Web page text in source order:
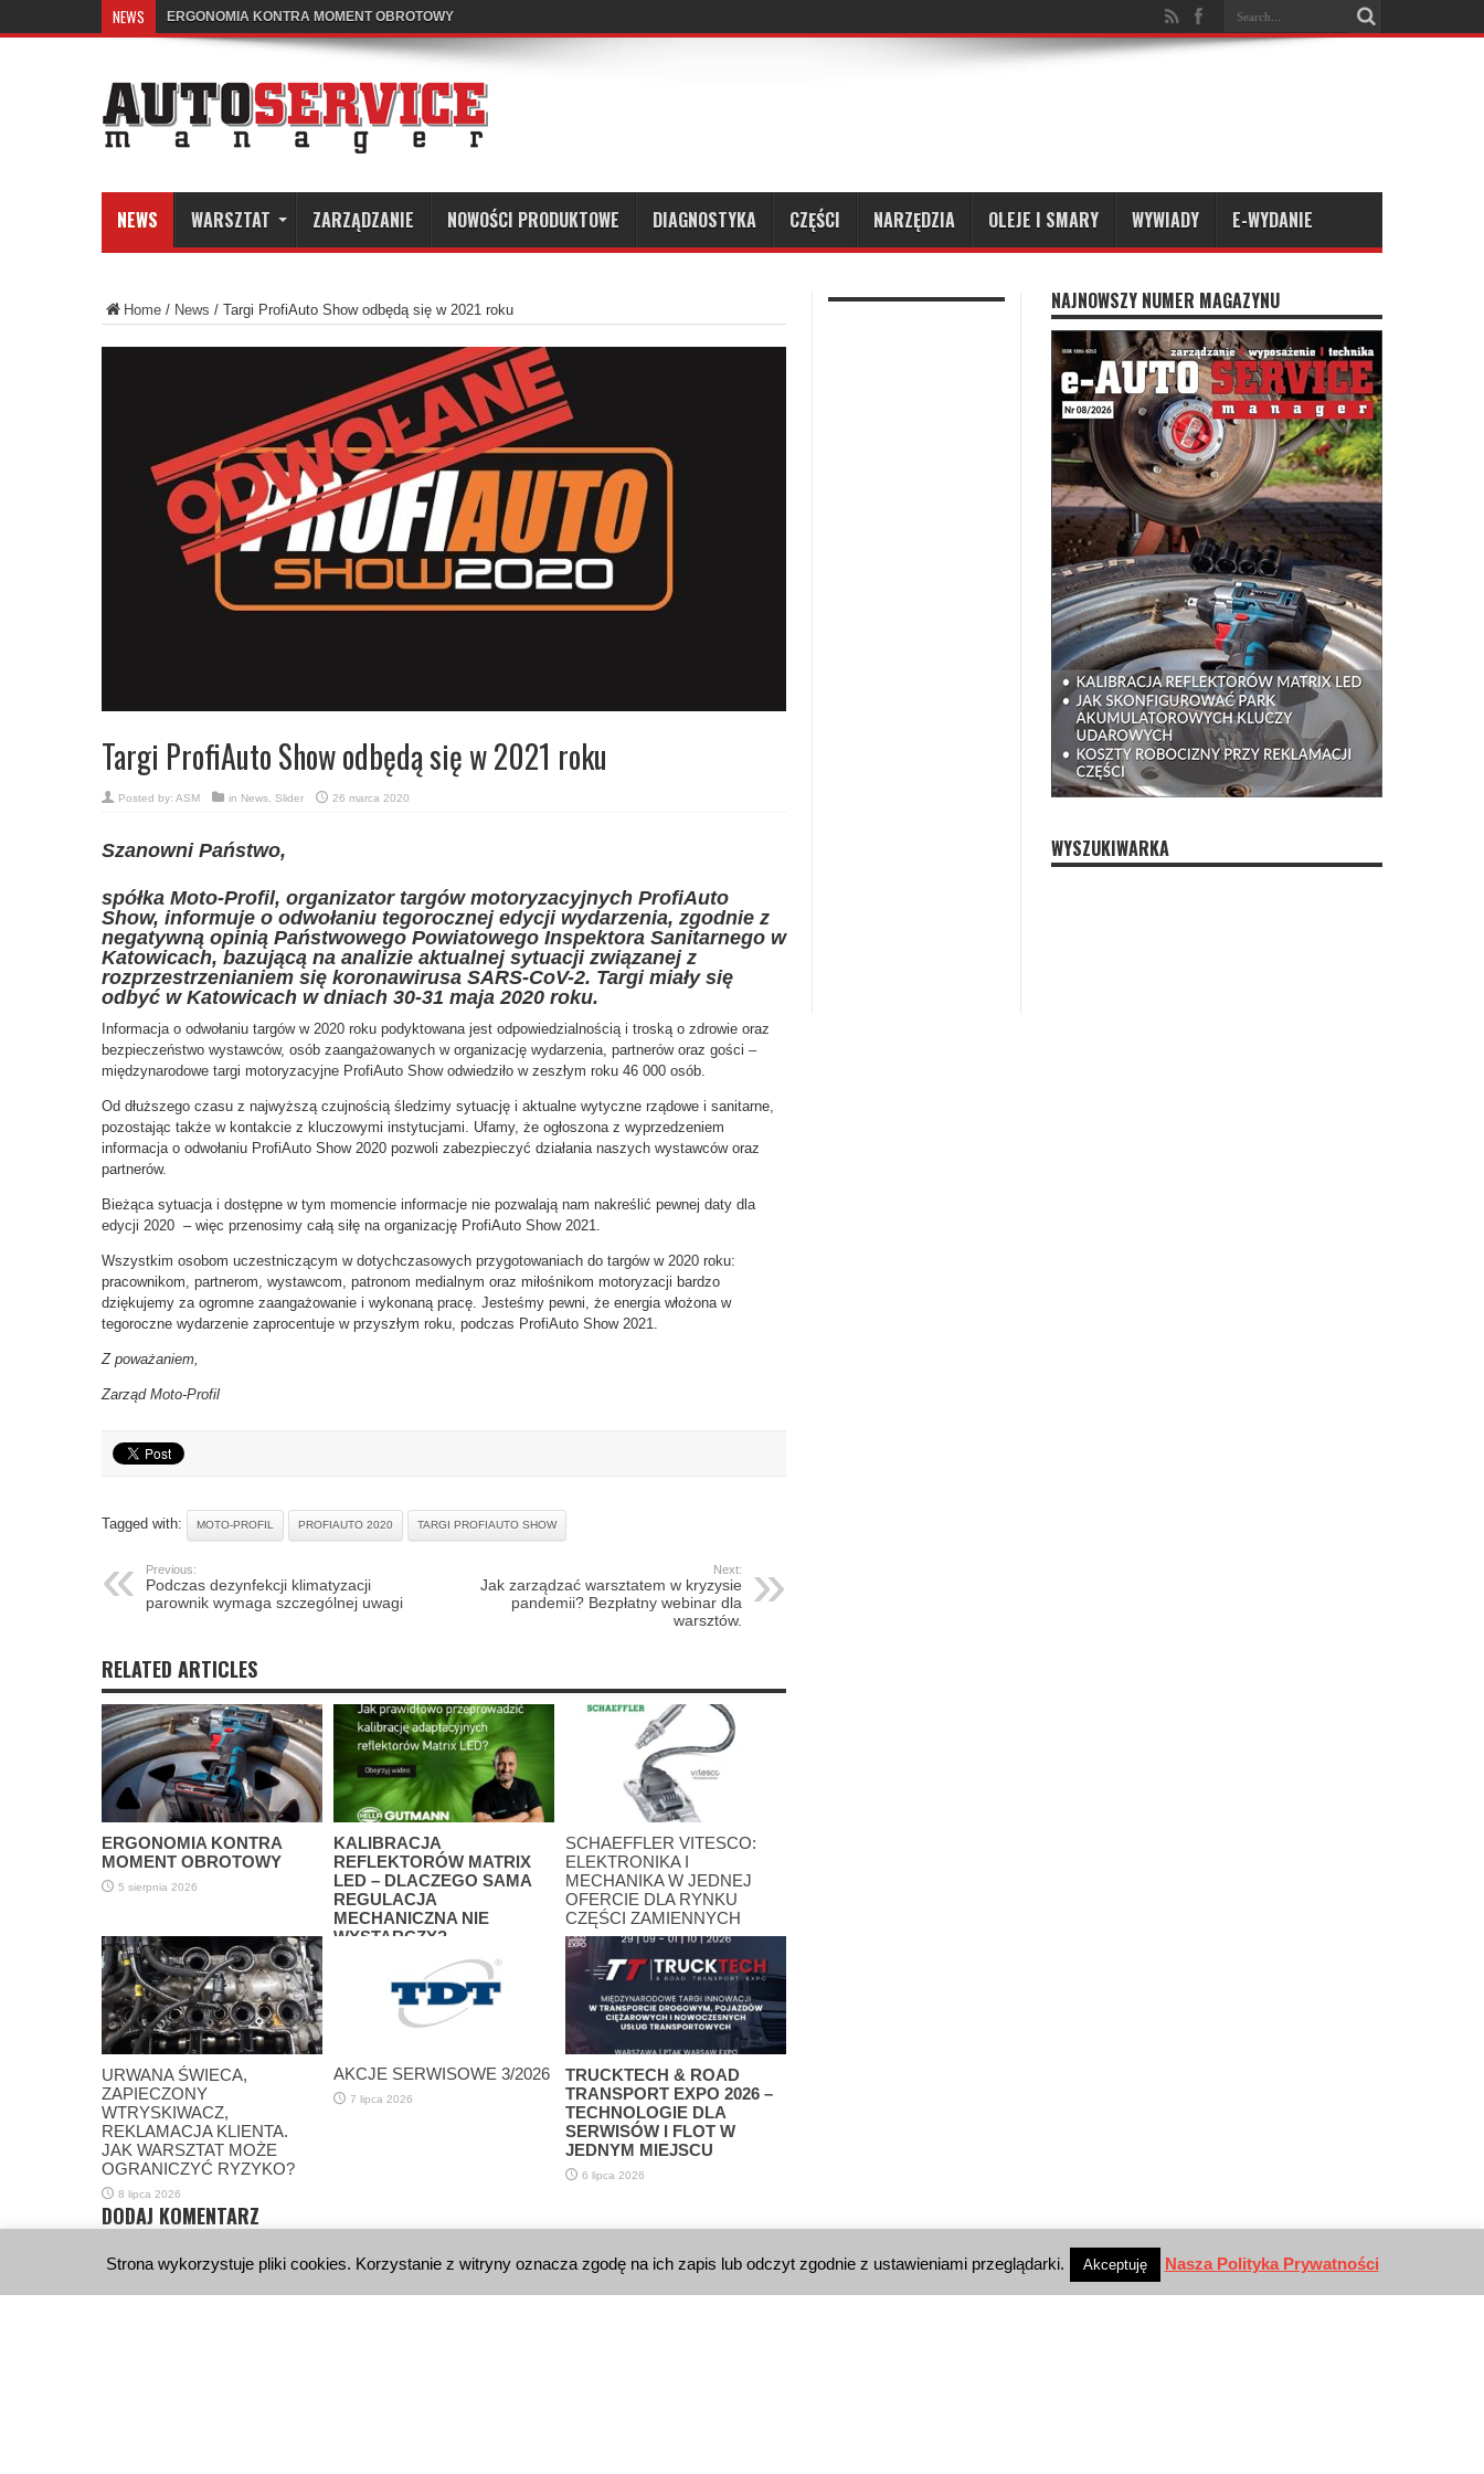
NEWS ERGONOMIA KONTRA MOMENT OBROTOWY
KALIBRACJA REFLEKTORÓW MATRIX LED – DLACZEGO SAMA REGULACJA MECHANICZNA NIE WYSTARCZY?
NEWS WARSZTAT ZARZĄDZANIE NOWOŚCI PRODUKTOWE DIAGNOSTYKA CZĘŚCI NARZĘDZIA OLEJE I SMARY WYWIADY E-WYDANIE
Home / News / Targi ProfiAuto Show odbędą się w 2021 roku
Targi ProfiAuto Show odbędą się w 2021 roku
Posted by: ASM in News Slider 26 marca 2020
Szanowni Państwo,
spółka Moto-Profil, organizator targów motoryzacyjnych ProfiAuto
Show, informuje o odwołaniu tegorocznej edycji wydarzenia, zgodnie z
negatywną opinią Państwowego Powiatowego Inspektora Sanitarnego w
Katowicach, bazującą na analizie aktualnej sytuacji związanej z
rozprzestrzenianiem się koronawirusa SARS-CoV-2. Targi miały się
odbyć w Katowicach w dniach 30-31 maja 2020 roku.
Informacja o odwołaniu targów w 2020 roku podyktowana jest odpowiedzialnością i troską o zdrowie oraz
bezpieczeństwo wystawców, osób zaangażowanych w organizację wydarzenia, partnerów oraz gości –
międzynarodowe targi motoryzacyjne ProfiAuto Show odwiedziło w zeszłym roku 46 000 osób.
Od dłuższego czasu z najwyższą czujnością śledzimy sytuację i aktualne wytyczne rządowe i sanitarne,
pozostając także w kontakcie z kluczowymi instytucjami. Ufamy, że ogłoszona z wyprzedzeniem
informacja o odwołaniu ProfiAuto Show 2020 pozwoli zabezpieczyć działania naszych wystawców oraz
partnerów.
Bieżąca sytuacja i dostępne w tym momencie informacje nie pozwalają nam nakreślić pewnej daty dla
edycji 2020 – więc przenosimy całą siłę na organizację ProfiAuto Show 2021.
Wszystkim osobom uczestniczącym w dotychczasowych przygotowaniach do targów w 2020 roku:
pracownikom, partnerom, wystawcom, patronom medialnym oraz miłośnikom motoryzacji bardzo
dziękujemy za ogromne zaangażowanie i wykonaną pracę. Jesteśmy pewni, że energia włożona w
tegoroczne wydarzenie zaprocentuje w przyszłym roku, podczas ProfiAuto Show 2021.
Z poważaniem,
Zarząd Moto-Profil
Tagged with: MOTO-PROFIL PROFIAUTO 2020 TARGI PROFIAUTO SHOW
Previous:
Podczas dezynfekcji klimatyzacji
parownik wymaga szczególnej uwagi
Next:
Jak zarządzać warsztatem w kryzysie
pandemii? Bezpłatny webinar dla
warsztów.
RELATED ARTICLES
ERGONOMIA KONTRA
MOMENT OBROTOWY
5 sierpnia 2026
KALIBRACJA
REFLEKTORÓW MATRIX
LED – DLACZEGO SAMA
REGULACJA
MECHANICZNA NIE
WYSTARCZY?
SCHAEFFLER VITESCO:
ELEKTRONIKA I
MECHANIKA W JEDNEJ
OFERCIE DLA RYNKU
CZĘŚCI ZAMIENNYCH
25 lipca 2026
URWANA ŚWIECA,
ZAPIECZONY
WTRYSKIWACZ,
REKLAMACJA KLIENTA.
JAK WARSZTAT MOŻE
OGRANICZYĆ RYZYKO?
8 lipca 2026
AKCJE SERWISOWE 3/2026
7 lipca 2026
TRUCKTECH & ROAD
TRANSPORT EXPO 2026 –
TECHNOLOGIE DLA
SERWISÓW I FLOT W
JEDNYM MIEJSCU
6 lipca 2026
DODAJ KOMENTARZ
NAJNOWSZY NUMER MAGAZYNU
WYSZUKIWARKA
Strona wykorzystuje pliki cookies. Korzystanie z witryny oznacza zgodę na ich zapis lub odczyt zgodnie z ustawieniami przeglądarki. Akceptuję Nasza Polityka Prywatności